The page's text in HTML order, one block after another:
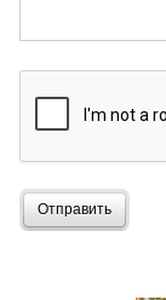
Отправить